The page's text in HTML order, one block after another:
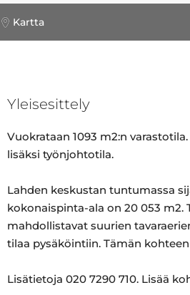
Kartta
Yleisesittely
Vuokrataan 1093 m2:n
lisäksi työnjohtotila.
Lahden keskustan tuntumassa
kokonaispinta-ala on 20 053 m2.
mahdollistavat suurien
tilaa pysäköintiin. Tämän
Lisätietoja 020 7290 710. Lisää